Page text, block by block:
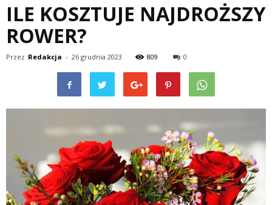
ILE KOSZTUJE NAJDROŻSZY
ROWER?
Przez Redakcja - 26 grudnia 2023 809 0